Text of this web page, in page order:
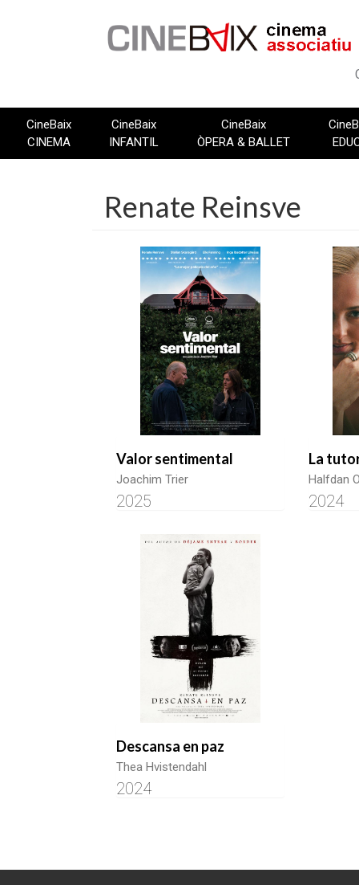
CineBaix
CINEMA
CineBaix
INFANTIL
CineBaix
ÒPERA & BALLET
Renate Reinsve
Valor sentimental
Joachim Trier
2025
La
Halfdan
2024
Descansa en paz
Thea Hvistendahl
2024